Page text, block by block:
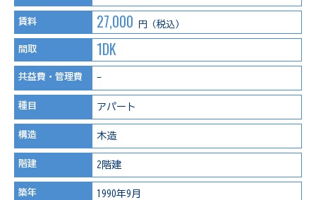
賃料 27,000 円（税込）
間取 1DK
共益費・管理費 -
種目 アパート
構造 木造
階建 2階建
築年 1990年9月